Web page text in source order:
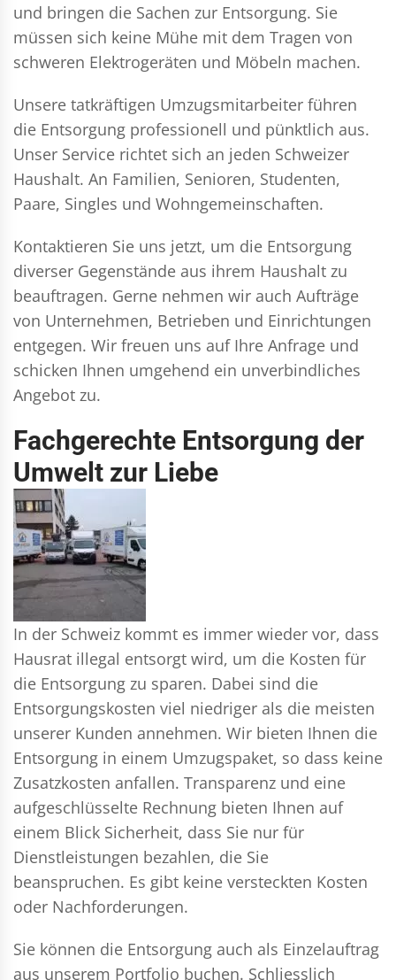
und bringen die Sachen zur Entsorgung. Sie
müssen sich keine Mühe mit dem Tragen von
schweren Elektrogeräten und Möbeln machen.
Unsere tatkräftigen Umzugsmitarbeiter führen
die Entsorgung professionell und pünktlich aus.
Unser Service richtet sich an jeden Schweizer
Haushalt. An Familien, Senioren, Studenten,
Paare, Singles und Wohngemeinschaften.
Kontaktieren Sie uns jetzt, um die Entsorgung
diverser Gegenstände aus ihrem Haushalt zu
beauftragen. Gerne nehmen wir auch Aufträge
von Unternehmen, Betrieben und Einrichtungen
entgegen. Wir freuen uns auf Ihre Anfrage und
schicken Ihnen umgehend ein unverbindliches
Angebot zu.
Fachgerechte Entsorgung der
Umwelt zur Liebe
In der Schweiz kommt es immer wieder vor, dass
Hausrat illegal entsorgt wird, um die Kosten für
die Entsorgung zu sparen. Dabei sind die
Entsorgungskosten viel niedriger als die meisten
unserer Kunden annehmen. Wir bieten Ihnen die
Entsorgung in einem Umzugspaket, so dass keine
Zusatzkosten anfallen. Transparenz und eine
aufgeschlüsselte Rechnung bieten Ihnen auf
einem Blick Sicherheit, dass Sie nur für
Dienstleistungen bezahlen, die Sie
beanspruchen. Es gibt keine versteckten Kosten
oder Nachforderungen.
Sie können die Entsorgung auch als Einzelauftrag
aus unserem Portfolio buchen. Schliesslich